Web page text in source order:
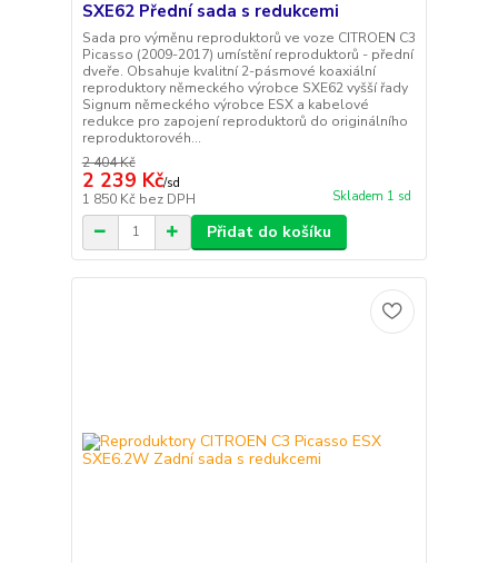
SXE62 Přední sada s redukcemi
Sada pro výměnu reproduktorů ve voze CITROEN C3
Picasso (2009-2017) umístění reproduktorů - přední
dveře. Obsahuje kvalitní 2-pásmové koaxiální
reproduktory německého výrobce SXE62 vyšší řady
Signum německého výrobce ESX a kabelové
redukce pro zapojení reproduktorů do originálního
reproduktorovéh...
2 404 Kč
2 239 Kč/sd
1 850 Kč bez DPH Skladem 1 sd
Přidat do košíku